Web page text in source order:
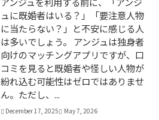
ュに既婚者はいる？」「要注意人物
に当たらない？」と不安に感じる人
は多いでしょう。 アンジュは独身者
向けのマッチングアプリですが、口
コミを見ると既婚者や怪しい人物が
紛れ込む可能性はゼロではありませ
ん。ただし、...
December 17, 2025
May 7, 2026